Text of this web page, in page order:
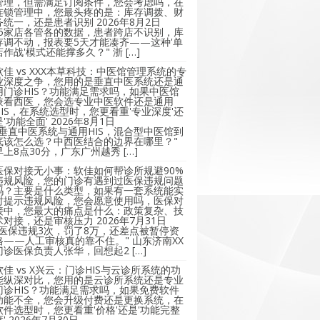
锁管理中，您最头疼的是：库存调拨、财
统一，还是患者识别 2026年8月2日
家店各管各的数据，患者跨店不识别，库
调不动，报表要5天才能凑齐——这种'单
作战'模式还能撑多久？" 浙 […]
佳 vs XXX本草科技：中医馆管理系统的专
深度之争，您用的是垂直中医系统还是通
门诊HIS？功能满足需求吗，如果中医馆
看西医，您会选专业中医软件还是通用
，在系统选型时，您更看重'专业深度'还
'功能全面' 2026年8月1日
直中医系统与通用HIS，混合型中医馆到
该怎么选？中西医结合的边界在哪里？"
上8点30分，广东广州越秀 […]
保对接无小事：软佳如何帮诊所规避90%
规风险，您的门诊有遇到过医保违规问题
？主要是什么类型，如果有一套系统能实
提示违规风险，您会愿意使用吗，医保对
中，您最大的痛点是什么：政策复杂、技
对接，还是审核压力 2026年7月31日
保违规3次，罚了8万，还差点被暂停资
——人工审核真的靠不住。" 山东济南XX
诊医保负责人张华，回想起2 […]
佳 vs X兴云：门诊HIS与云诊所系统的功
纵深对比，您用的是云诊所系统还是专业
诊HIS？功能满足需求吗，如果免费软件
能不全，您会升级付费还是更换系统，在
件选型时，您更看重'价格'还是'功能完整